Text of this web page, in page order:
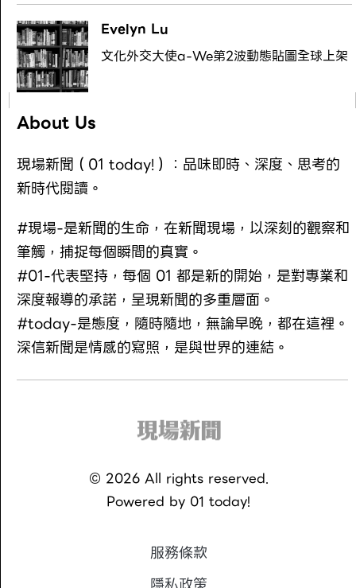
Evelyn Lu
文化外交大使a-We第2波動態貼圖全球上架
About Us
現場新聞（01 today!）：品味即時、深度、思考的
新時代閱讀。
#現場-是新聞的生命，在新聞現場，以深刻的觀察和
筆觸，捕捉每個瞬間的真實。
#01-代表堅持，每個 01 都是新的開始，是對專業和
深度報導的承諾，呈現新聞的多重層面。
#today-是態度，隨時隨地，無論早晚，都在這裡。
深信新聞是情感的寫照，是與世界的連結。
© 2026All rights reserved.
Powered by 01 today!
服務條款